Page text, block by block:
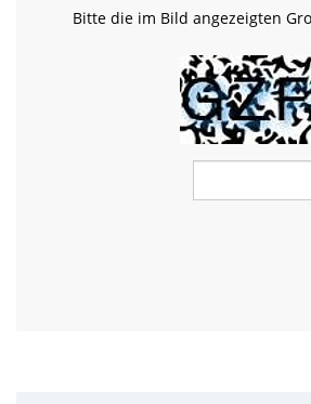
Bitte die im Bild angezeigten